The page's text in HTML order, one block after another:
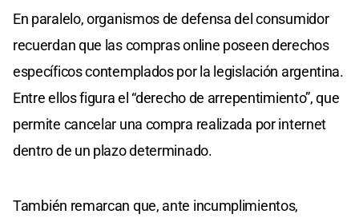
En paralelo, organismos de defensa del consumidor
recuerdan que las compras online poseen derechos
específicos contemplados por la legislación argentina.
Entre ellos figura el “derecho de arrepentimiento”, que
permite cancelar una compra realizada por internet
dentro de un plazo determinado.
También remarcan que, ante incumplimientos,